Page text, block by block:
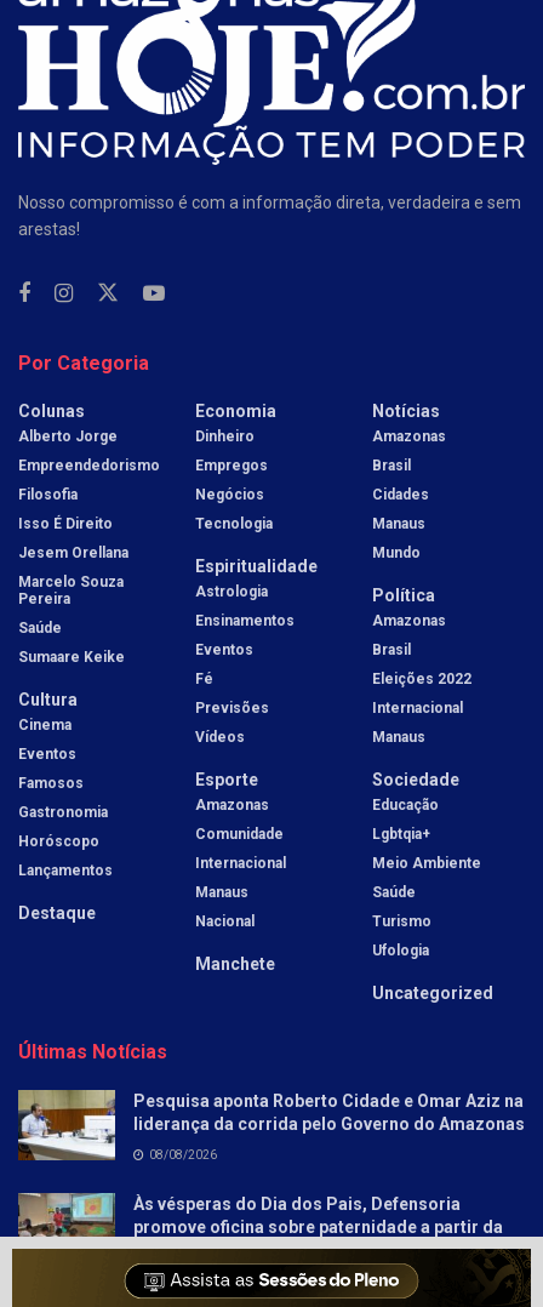
Nosso compromisso é com a informação direta, verdadeira e sem
arestas!
Por Categoria
Colunas
Alberto Jorge
Empreendedorismo
Filosofia
Isso É Direito
Jesem Orellana
Marcelo Souza
Pereira
Saúde
Sumaare Keike
Cultura
Cinema
Eventos
Famosos
Gastronomia
Horóscopo
Lançamentos
Destaque
Economia
Dinheiro
Empregos
Negócios
Tecnologia
Espiritualidade
Astrologia
Ensinamentos
Eventos
Fé
Previsões
Vídeos
Esporte
Amazonas
Comunidade
Internacional
Manaus
Nacional
Manchete
Notícias
Amazonas
Brasil
Cidades
Manaus
Mundo
Política
Amazonas
Brasil
Eleições 2022
Internacional
Manaus
Sociedade
Educação
Lgbtqia+
Meio Ambiente
Saúde
Turismo
Ufologia
Uncategorized
Últimas Notícias
Pesquisa aponta Roberto Cidade e Omar Aziz na
liderança da corrida pelo Governo do Amazonas
08/08/2026
Às vésperas do Dia dos Pais, Defensoria
promove oficina sobre paternidade a partir da
literatura para socioeducandos
08/08/2026